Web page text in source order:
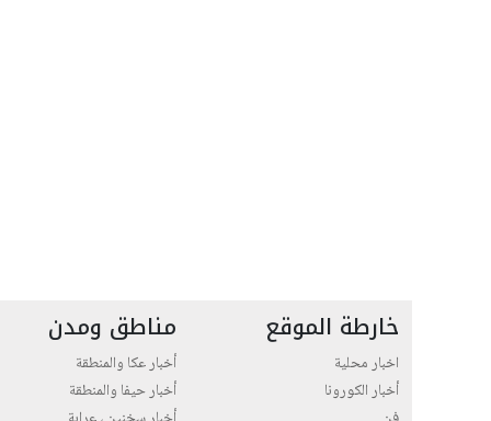
خارطة الموقع
اخبار محلية
أخبار الكورونا
مناطق ومدن
أخبار عكا والمنطقة
أخبار حيفا والمنطقة